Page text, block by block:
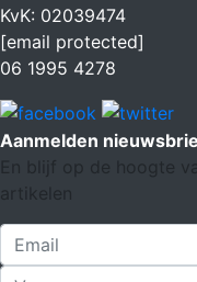
KvK: 02039474
[email protected]
06 1995 4278
Aanmelden
En blijf op de hoogte
artikelen